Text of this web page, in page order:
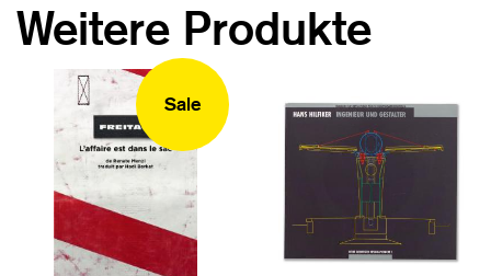
Weitere Produkte
Sale